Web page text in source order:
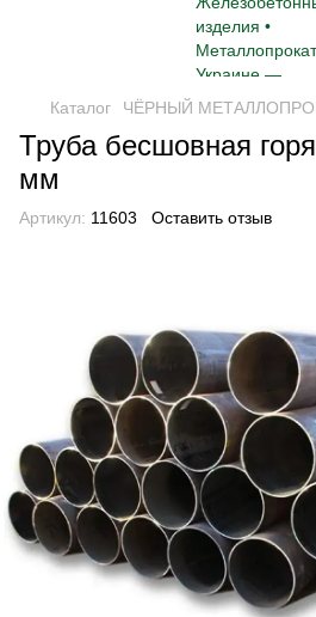
Каталог ЧЁРНЫЙ
Труба бесшовная
мм
Артикул: 11603 Оставить отзыв